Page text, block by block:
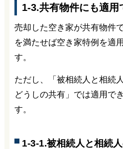
1-3.共有物件にも適用
売却した空き家が共有物件
を満たせば空き家特例を適
す。
ただし、「被相続人と相続
どうしの共有」では適用で
す。
1-3-1.被相続人と相続